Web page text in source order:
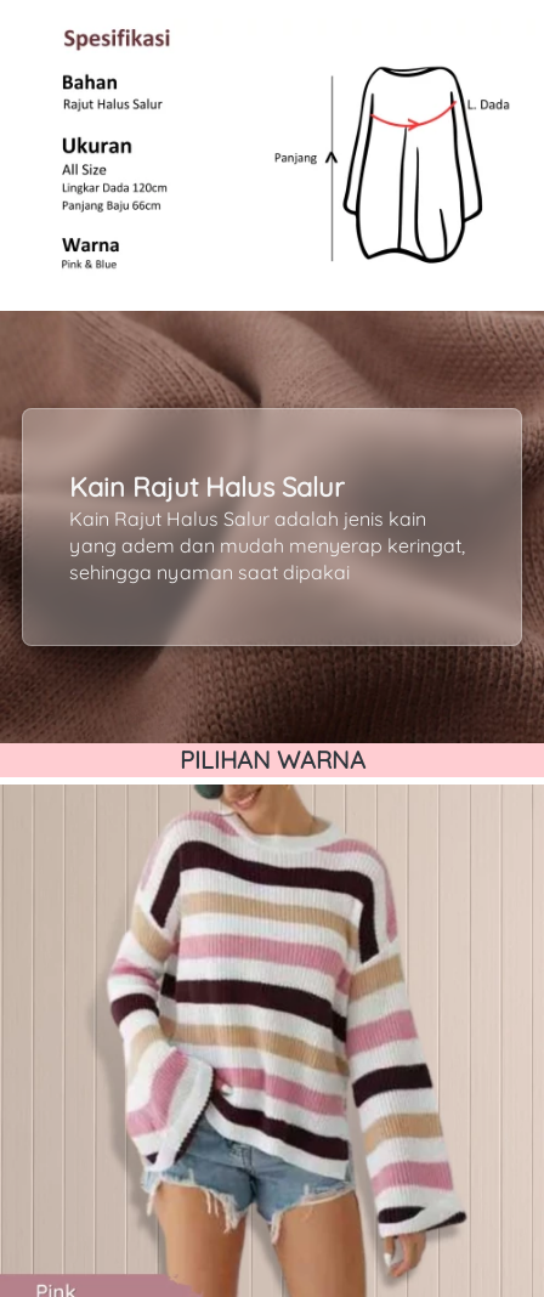
Kain Rajut Halus Salur
Kain Rajut Halus Salur adalah jenis kain
yang adem dan mudah menyerap keringat,
sehingga nyaman saat dipakai
PILIHAN WARNA